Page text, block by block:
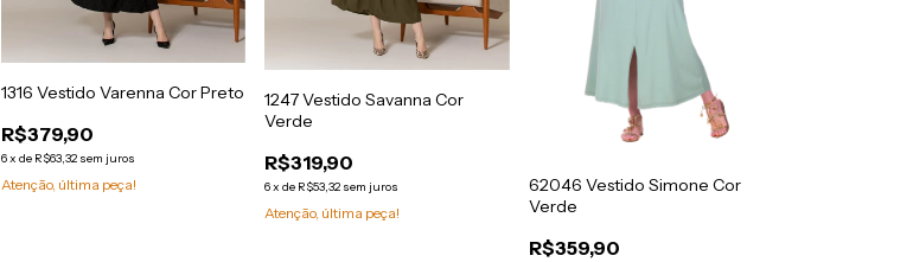
1316 Vestido Varenna Cor Preto
R$379,90
6x de R$63,32 sem juros
Atenção, última peça!
1247 Vestido Savanna Cor
Verde
R$319,90
6xde R$53,32 sem juros
Atenção, última peça!
62046 Vestido Simone Cor
Verde
R$359,90